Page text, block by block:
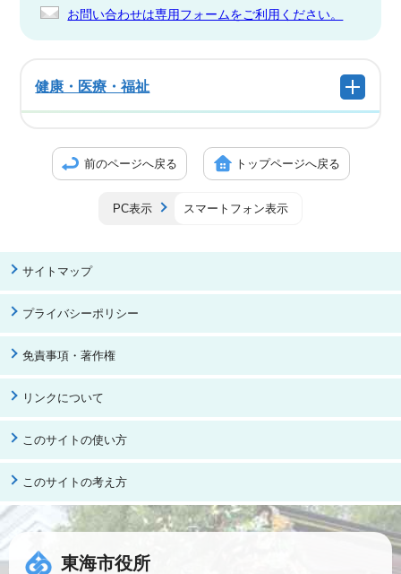
お問い合わせは専用フォームをご利用ください。
健康・医療・福祉
前のページへ戻る トップページへ戻る
PC表示 スマートフォン表示
サイトマップ
プライバシーポリシー
免責事項・著作権
リンクについて
このサイトの使い方
このサイトの考え方
東海市役所